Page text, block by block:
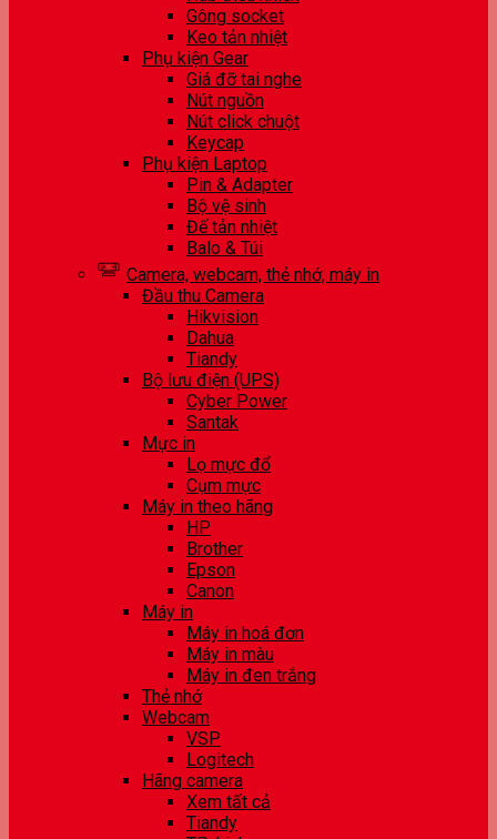
Gông socket
Keo tản nhiệt
Phụ kiện Gear
Giá đỡ tai nghe
Nút nguồn
Nút click chuột
Keycap
Phụ kiện Laptop
Pin & Adapter
Bộ vệ sinh
Đế tản nhiệt
Balo & Túi
Camera, webcam, thẻ nhớ, máy in
Đầu thu Camera
Hikvision
Dahua
Tiandy
Bộ lưu điện (UPS)
Cyber Power
Santak
Mực in
Lọ mực đổ
Cụm mực
Máy in theo hãng
HP
Brother
Epson
Canon
Máy in
Máy in hoá đơn
Máy in màu
Máy in đen trắng
Thẻ nhớ
Webcam
VSP
Logitech
Hãng camera
Xem tất cả
Tiandy